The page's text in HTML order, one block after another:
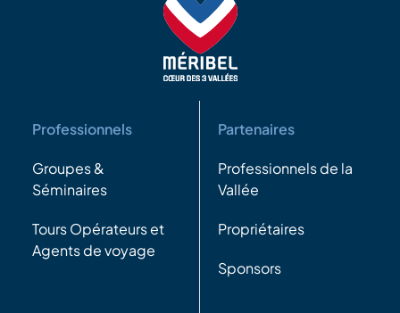
Professionnels
Groupes &
Séminaires
Tours Opérateurs et
Agents de voyage
Partenaires
Professionnels de la
Vallée
Propriétaires
Sponsors